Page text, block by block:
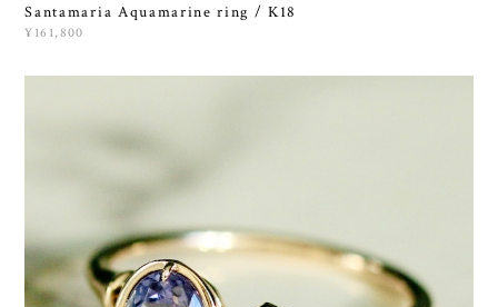
Santamaria Aquamarine ring / K18
¥161,800